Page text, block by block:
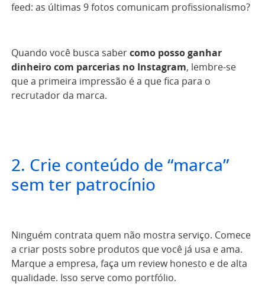
feed: as últimas 9 fotos comunicam profissionalismo?
Quando você busca saber como posso ganhar
dinheiro com parcerias no Instagram, lembre-se
que a primeira impressão é a que fica para o
recrutador da marca.
2. Crie conteúdo de “marca”
sem ter patrocínio
Ninguém contrata quem não mostra serviço. Comece
a criar posts sobre produtos que você já usa e ama.
Marque a empresa, faça um review honesto e de alta
qualidade. Isso serve como portfólio.